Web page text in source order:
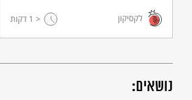
לקסיקון < 1 דקות
נושאים: